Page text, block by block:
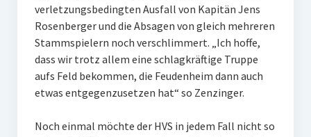
M U12
Internationale Hallenhockeyturnier
Zocker Reloaded
verletzungsbedingten Ausfall von Kapitän Jens
Rosenberger und die Absagen von gleich mehreren
Stammspielern noch verschlimmert. „Ich hoffe,
dass wir trotz allem eine schlagkräftige Truppe
aufs Feld bekommen, die Feudenheim dann auch
etwas entgegenzusetzen hat“ so Zenzinger.
Noch einmal möchte der HVS in jedem Fall nicht so